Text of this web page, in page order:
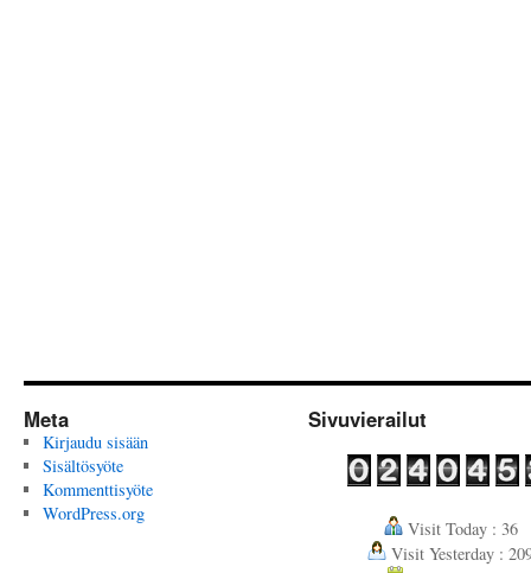
Meta
Kirjaudu sisään
Sisältösyöte
Kommenttisyöte
WordPress.org
Sivuvierailut
Visit Today : 36
Visit Yesterday :